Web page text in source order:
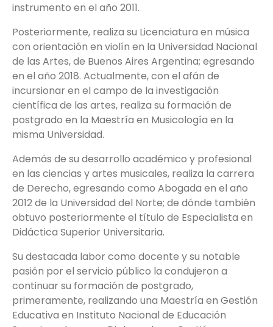
instrumento en el año 2011.
Posteriormente, realiza su Licenciatura en música
con orientación en violín en la Universidad Nacional
de las Artes, de Buenos Aires Argentina; egresando
en el año 2018. Actualmente, con el afán de
incursionar en el campo de la investigación
científica de las artes, realiza su formación de
postgrado en la Maestría en Musicología en la
misma Universidad.
Además de su desarrollo académico y profesional
en las ciencias y artes musicales, realiza la carrera
de Derecho, egresando como Abogada en el año
2012 de la Universidad del Norte; de dónde también
obtuvo posteriormente el título de Especialista en
Didáctica Superior Universitaria.
Su destacada labor como docente y su notable
pasión por el servicio público la condujeron a
continuar su formación de postgrado,
primeramente, realizando una Maestría en Gestión
Educativa en Instituto Nacional de Educación